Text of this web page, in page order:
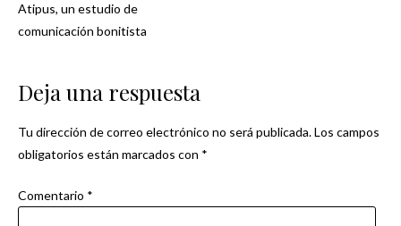
Navegación
Atipus, un estudio de
comunicación bonitista
Deja una respuesta
Tu dirección de correo electrónico no será publicada.Los campos
obligatorios están marcados con *
Comentario *